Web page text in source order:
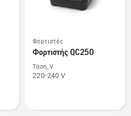
Δείτε
περισσότερες
λεπτομέρειες
για
Φορτιστές
Φορτιστής QC250
Τάση, V
220-240 V